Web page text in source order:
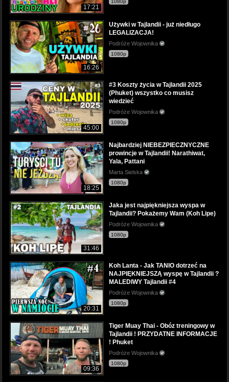
17:21
1080p
16:26
Używki w Tajlandii - już niedługo
LEGALIZACJA!
Podróże Wojownika
1080p
45:00
#3 Koszty życia w Tajlandii 2025
(Phuket) wszystko co musisz
wiedzieć
Podróże Wojownika
1080p
18:25
Najbardziej NIEBEZPIECZNYCZNE
prowincje w Tajlandii! Narathiwat,
Yala, Pattani
Marta Sielska
1080p
31:46
Jaka jest najpiękniejsza wyspa w
Tajlandii? Pokażemy Wam (Koh Lipe)
Podróże Wojownika
1080p
20:31
Koh Lanta - Jak TANIO dotrzeć na
NAJPIĘKNIEJSZĄ wyspę w Tajlandii ?
MALEDIWY Tajlandii #4
Podróże Wojownika
1080p
09:36
Tiger Muay Thai - Obóz treningowy w
Tajlandii ! PRZYDATNE INFORMACJE
! Phuket
Podróże Wojownika
1080p